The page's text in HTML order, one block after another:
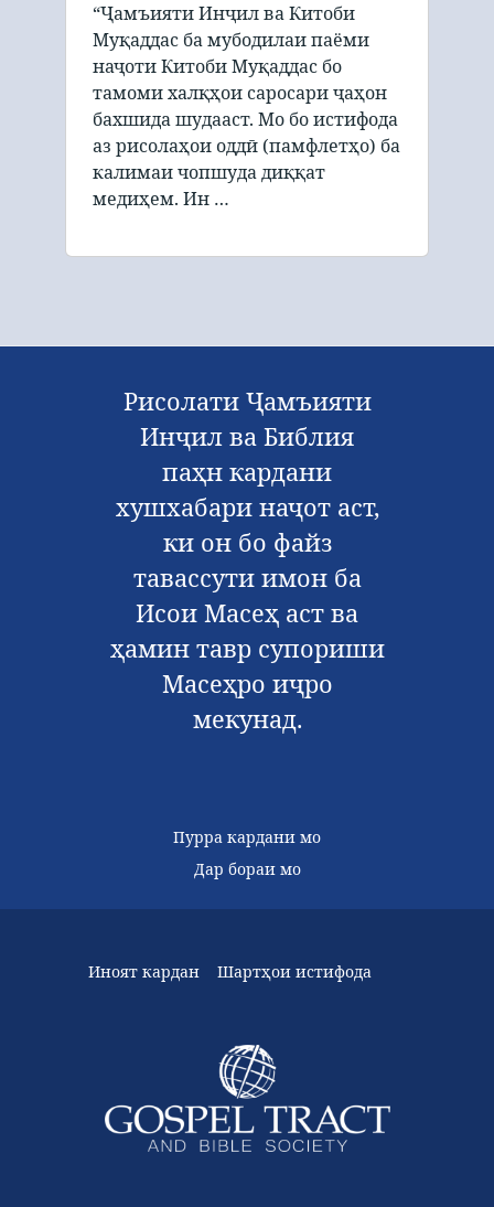
“Ҷамъияти Инҷил ва Китоби
Муқаддас ба мубодилаи паёми
наҷоти Китоби Муқаддас бо
тамоми халқҳои саросари ҷаҳон
бахшида шудааст. Мо бо истифода
аз рисолаҳои оддӣ (памфлетҳо) ба
калимаи чопшуда диққат
медиҳем. Ин …
Рисолати Ҷамъияти
Инҷил ва Библия
паҳн кардани
хушхабари наҷот аст,
ки он бо файз
тавассути имон ба
Исои Масеҳ аст ва
ҳамин тавр супориши
Масеҳро иҷро
мекунад.
Пурра кардани мо
Дар бораи мо
Иноят кардан Шартҳои истифода